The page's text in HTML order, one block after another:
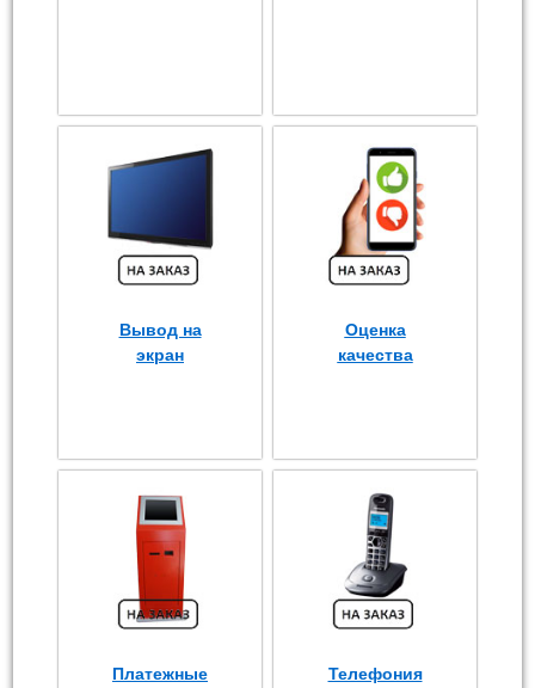
Вывод на
экран
Оценка
качества
Платежные
Телефония